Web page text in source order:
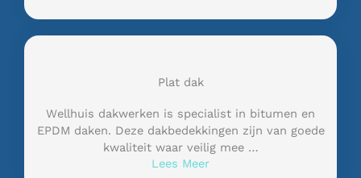
Plat dak
Wellhuis dakwerken is specialist in bitumen en
EPDM daken. Deze dakbedekkingen zijn van goede
kwaliteit waar veilig mee …
Lees Meer